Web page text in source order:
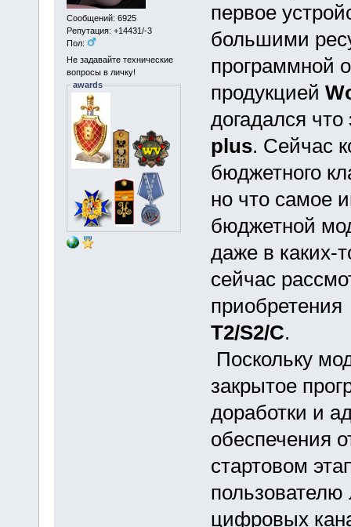
Сообщений: 6925
Репутация: +14431/-3
Пол:
Не задавайте технические
вопросы в личку!
awards
первое
большими
программной
продукцией
догадался
plus. Сейчас
бюджетного
но что самое
бюджетной
даже в каких-
сейчас
T2/S2/C.
Поскольку
закрытое
доработки и
обеспечения
стартовом
цифровых